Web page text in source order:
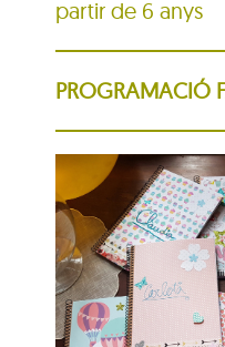
partir de 6 anys
PROGRAMACIÓ